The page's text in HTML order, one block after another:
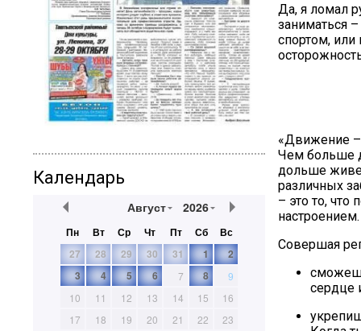
Календарь
Август 2026
Пн Вт Ср Чт Пт Сб
Вс
27
28 29 30 31 1
2
3
4 5 6 7 8
9
10
11 12 13 14 15
16
17
18 19 20 21 22 23
Да, я ломал
заниматься
спортом, или
«Движение –
Чем больше
дольше
различных
– это то, что
настроением.
Совершая
сердце